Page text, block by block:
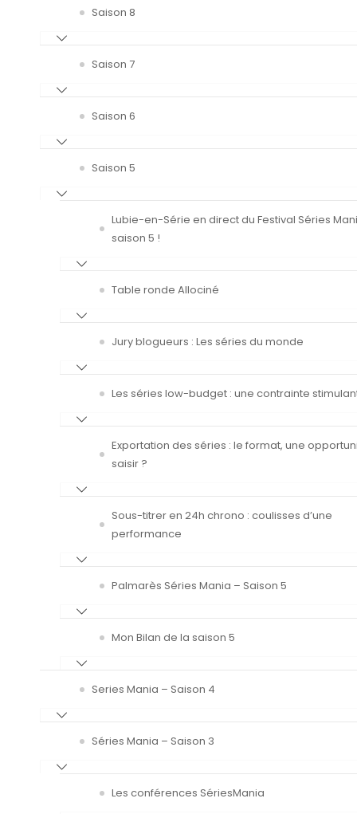
Saison 8
Saison 7
Saison 6
Saison 5
Lubie-en-Série en direct du Festival Séries
saison 5 !
Table ronde Allociné
Jury blogueurs : Les séries du monde
Les séries low-budget : une contrainte
Exportation des séries : le format, une
saisir ?
Sous-titrer en 24h chrono : coulisses d’une
performance
Palmarès Séries Mania – Saison 5
Mon Bilan de la saison 5
Series Mania – Saison 4
Séries Mania – Saison 3
Les conférences SériesMania